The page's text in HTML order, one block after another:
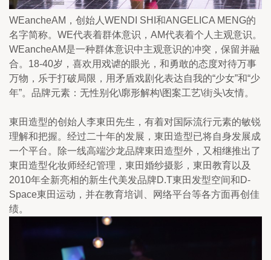
WEancheAM，创始人WENDI SHI和ANGELICA MENG的
名字简称。WE代表着群体意识，AM代表着个人主观意识。
WEancheAM是一种群体意识中主观意识的冲突，保留并融
合。18-40岁，喜欢用戏谑的眼光，和勇敢的态度对待万事
万物，乐于打破局限，用矛盾戏剧化表达自我的“少女”和“少
年”。品牌元素：无性别化\廓形解构\图案工艺\街头\友情。
東田造型的创始人李東田先生，有着对国际流行元素的敏锐
理解和把握。经过二十年的发展，東田造型已将自身发展成
一个平台。除一线高端沙龙品牌東田造型外，又相继推出了
東田造型化妆师经纪管理，東田婚纱摄影，東田教育以及
2010年全新亮相的新生代美发品牌D.T東田发型空间和D-
Space東田运动，并在教育培训、网络平台等各方面再创佳
绩。